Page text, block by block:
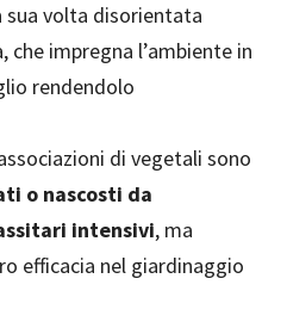
sua volta disorientata
che impregna l’ambiente in
rendendolo
di vegetali sono
o nascosti da
intensivi, ma
efficacia nel giardinaggio